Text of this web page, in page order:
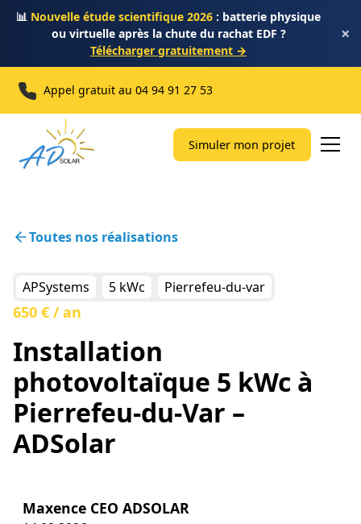
📊 Nouvelle étude scientifique 2026 : batterie physique
ou virtuelle après la chute du rachat EDF ?
Télécharger gratuitement →
×
Appel gratuit au04 94 91 27 53
Simuler mon projet
Toutes nos réalisations
APSystems 5 kWc Pierrefeu-du-var
650 € / an
Installation
photovoltaïque 5 kWc à
Pierrefeu-du-Var –
ADSolar
Maxence CEO ADSOLAR